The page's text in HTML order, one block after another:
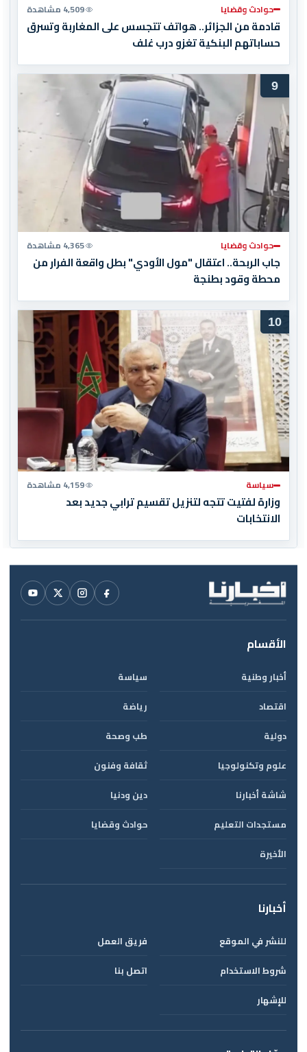
حوادث وقضايا 4,509 مشاهدة
قادمة من الجزائر.. هواتف تتجسس على المغاربة وتسرق
حساباتهم البنكية تغزو درب غلف
9
حوادث وقضايا 4,365 مشاهدة
جاب الربحة.. اعتقال "مول الأودي" بطل واقعة الفرار من
محطة وقود بطنجة
10
سياسة 4,159 مشاهدة
وزارة لفتيت تتجه لتنزيل تقسيم ترابي جديد بعد
الانتخابات
الأقسام
أخبار وطنية
سياسة
اقتصاد
رياضة
دولية
طب وصحة
علوم وتكنولوجيا
ثقافة وفنون
شاشة أخبارنا
دين ودنيا
مستجدات التعليم
حوادث وقضايا
الأخيرة
أخبارنا
للنشر في الموقع
فريق العمل
شروط الاستخدام
اتصل بنا
للإشهار